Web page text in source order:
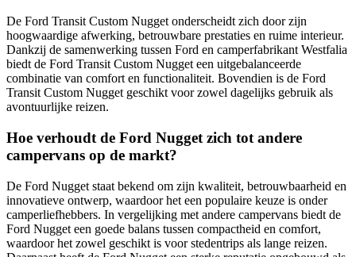
De Ford Transit Custom Nugget onderscheidt zich door zijn
hoogwaardige afwerking, betrouwbare prestaties en ruime interieur.
Dankzij de samenwerking tussen Ford en camperfabrikant Westfalia
biedt de Ford Transit Custom Nugget een uitgebalanceerde
combinatie van comfort en functionaliteit. Bovendien is de Ford
Transit Custom Nugget geschikt voor zowel dagelijks gebruik als
avontuurlijke reizen.
Hoe verhoudt de Ford Nugget zich tot andere
campervans op de markt?
De Ford Nugget staat bekend om zijn kwaliteit, betrouwbaarheid en
innovatieve ontwerp, waardoor het een populaire keuze is onder
camperliefhebbers. In vergelijking met andere campervans biedt de
Ford Nugget een goede balans tussen compactheid en comfort,
waardoor het zowel geschikt is voor stedentrips als lange reizen.